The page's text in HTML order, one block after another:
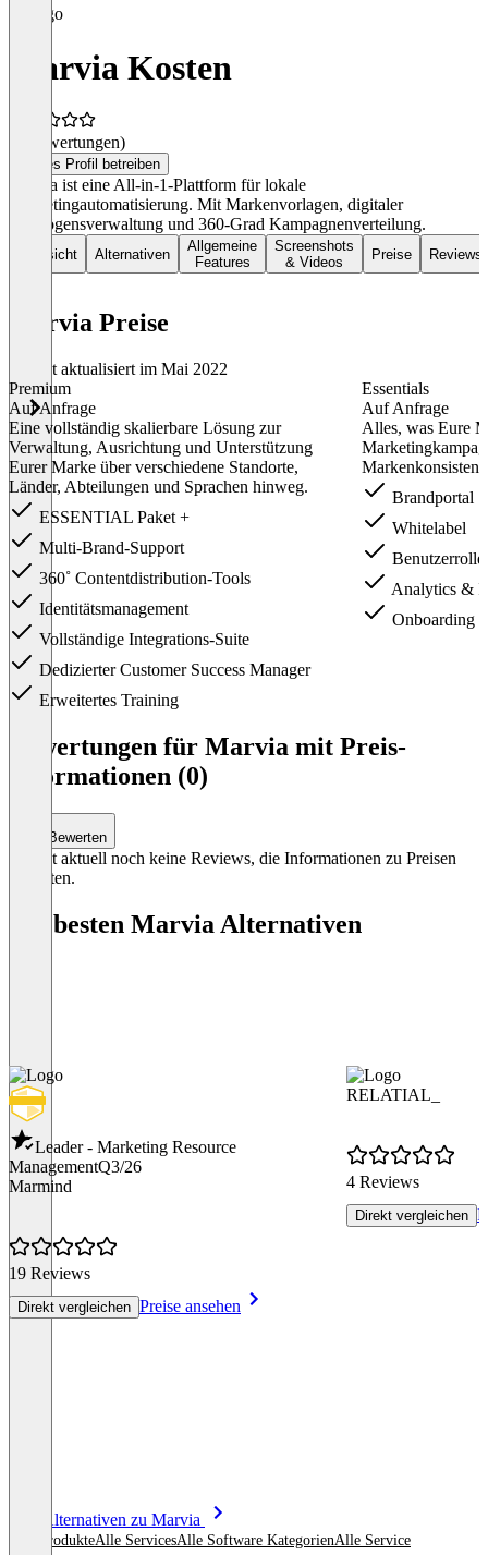
Marvia Kosten
(0 Bewertungen)
Dieses Profil betreiben
Marvia ist eine All-in-1-Plattform für lokale
Marketingautomatisierung. Mit Markenvorlagen, digitaler
Vermögensverwaltung und 360-Grad Kampagnenverteilung.
Übersicht Alternativen
Allgemeine
Features
Screenshots
& Videos
Preise Reviews
Marvia Preise
Zuletzt aktualisiert im Mai 2022
Premium
Auf Anfrage
Eine vollständig skalierbare Lösung zur
Verwaltung, Ausrichtung und Unterstützung
Eurer Marke über verschiedene Standorte,
Länder, Abteilungen und Sprachen hinweg.
ESSENTIAL Paket +
Multi-Brand-Support
360˚ Contentdistribution-Tools
Identitätsmanagement
Vollständige Integrations-Suite
Dedizierter Customer Success Manager
Erweitertes Training
Essentials
Auf Anfrage
Alles, was Eure
Brandportal
Whitelabel
Analytics &
Onboarding
Bewertungen für Marvia mit Preis-
Informationen (0)
Bewerten
Es gibt aktuell noch keine Reviews, die Informationen zu Preisen
enthalten.
Die besten Marvia Alternativen
Leader - Marketing Resource
ManagementQ3/26
Marmind
19 Reviews
Direkt vergleichen Preise ansehen
RELATIAL_
4 Reviews
Direkt vergleichen
Alle Alternativen zu Marvia
Alle ProdukteAlle ServicesAlle Software KategorienAlle Service